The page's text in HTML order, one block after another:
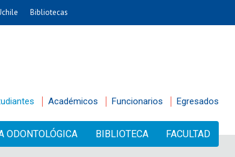
Bibliotecas
Académicos Funcionarios Egresados
ODONTOLÓGICA BIBLIOTECA FACULTAD